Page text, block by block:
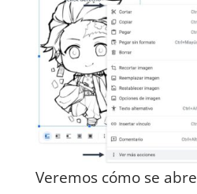
Veremos cómo se abre